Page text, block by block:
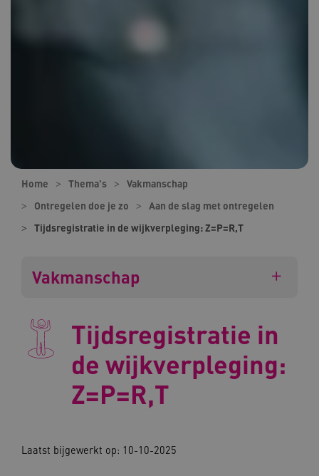
Home Thema's
Vakmanschap
Ontregelen doe je zo
Aan de slag met ontregelen
Tijdsregistratie in de wijkverpleging: Z=P=R,T
Vakmanschap
Tijdsregistratie in
de wijkverpleging:
Z=P=R,T
Laatst bijgewerkt op: 10-10-2025